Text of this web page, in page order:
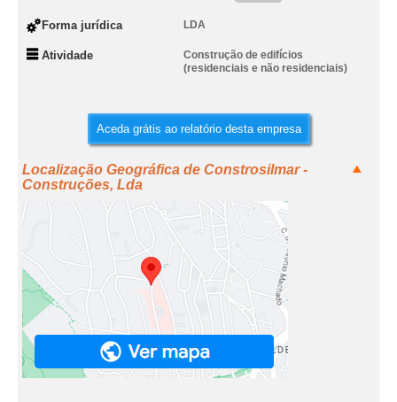
Forma jurídica LDA
Atividade
Construção de edifícios
(residenciais e não residenciais)
Aceda grátis ao relatório desta empresa
Localização Geográfica de Constrosilmar -
Construções, Lda